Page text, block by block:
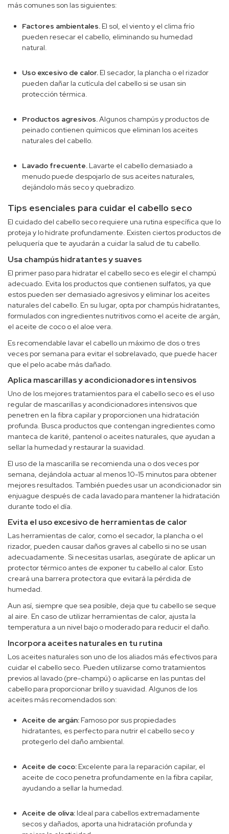
más comunes son las siguientes:
Factores ambientales. El sol, el viento y el clima frío
pueden resecar el cabello, eliminando su humedad
natural.
Uso excesivo de calor. El secador, la plancha o el rizador
pueden dañar la cutícula del cabello si se usan sin
protección térmica.
Productos agresivos.Algunos champús y productos de
peinado contienen químicos que eliminan los aceites
naturales del cabello.
Lavado frecuente. Lavarte el cabello demasiado a
menudo puede despojarlo de sus aceites naturales,
dejándolo más seco y quebradizo.
Tips esenciales para cuidar el cabello seco
El cuidado del cabello seco requiere una rutina específica que lo
proteja y lo hidrate profundamente. Existen ciertos productos de
peluquería que te ayudarán a cuidar la salud de tu cabello.
Usa champús hidratantes y suaves
El primer paso para hidratar el cabello seco es elegir el champú
adecuado. Evita los productos que contienen sulfatos, ya que
estos pueden ser demasiado agresivos y eliminar los aceites
naturales del cabello. En su lugar, opta por champús hidratantes,
formulados con ingredientes nutritivos como el aceite de argán,
el aceite de coco o el aloe vera.
Es recomendable lavar el cabello un máximo de dos o tres
veces por semana para evitar el sobrelavado, que puede hacer
que el pelo acabe más dañado.
Aplica mascarillas y acondicionadores intensivos
Uno de los mejores tratamientos para el cabello seco es el uso
regular de mascarillas y acondicionadores intensivos que
penetren en la fibra capilar y proporcionen una hidratación
profunda. Busca productos que contengan ingredientes como
manteca de karité, pantenol o aceites naturales, que ayudan a
sellar la humedad y restaurar la suavidad.
El uso de la mascarilla se recomienda una o dos veces por
semana, dejándola actuar al menos 10-15 minutos para obtener
mejores resultados. También puedes usar un acondicionador sin
enjuague después de cada lavado para mantener la hidratación
durante todo el día.
Evita el uso excesivo de herramientas de calor
Las herramientas de calor, como el secador, la plancha o el
rizador, pueden causar daños graves al cabello si no se usan
adecuadamente. Si necesitas usarlas, asegúrate de aplicar un
protector térmico antes de exponer tu cabello al calor. Esto
creará una barrera protectora que evitará la pérdida de
humedad.
Aun así, siempre que sea posible, deja que tu cabello se seque
al aire. En caso de utilizar herramientas de calor, ajusta la
temperatura a un nivel bajo o moderado para reducir el daño.
Incorpora aceites naturales en tu rutina
Los aceites naturales son uno de los aliados más efectivos para
cuidar el cabello seco. Pueden utilizarse como tratamientos
previos al lavado (pre-champú) o aplicarse en las puntas del
cabello para proporcionar brillo y suavidad. Algunos de los
aceites más recomendados son:
Aceite de argán: Famoso por sus propiedades
hidratantes, es perfecto para nutrir el cabello seco y
protegerlo del daño ambiental.
Aceite de coco: Excelente para la reparación capilar, el
aceite de coco penetra profundamente en la fibra capilar,
ayudando a sellar la humedad.
Aceite de oliva: Ideal para cabellos extremadamente
secos y dañados, aporta una hidratación profunda y